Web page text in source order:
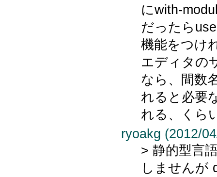
にwith-
だったら
機能をつけ
エディタの
なら、間数
れると必要
れる、くら
ryoakg (2012/
> 静的型言
しませんが